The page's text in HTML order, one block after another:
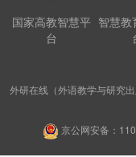
国家高教智慧平
台
智慧教
外研在线（外语教学与研究
京公网安备：